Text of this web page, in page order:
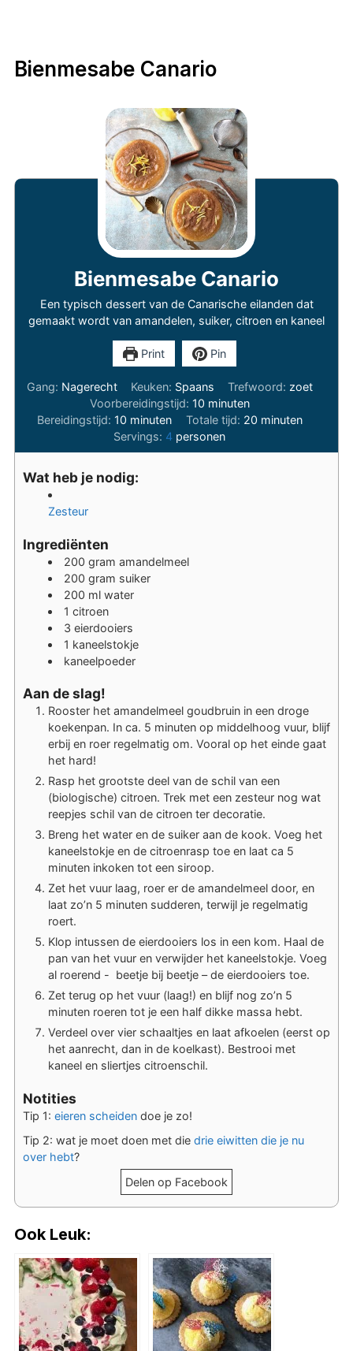
Bienmesabe Canario
Bienmesabe Canario
Een typisch dessert van de Canarische eilanden dat
gemaakt wordt van amandelen, suiker, citroen en kaneel
Print Pin
Gang: Nagerecht Keuken: Spaans Trefwoord: zoet
Voorbereidingstijd: 10minuten
minuten
Bereidingstijd: 10 minuten
minuten Totale tijd: 20minuten
minuten
Servings: 4 personen
Wat heb je nodig:
Zesteur
Ingrediënten
200 gram amandelmeel
200 gram suiker
200 ml water
1 citroen
3 eierdooiers
1 kaneelstokje
kaneelpoeder
Aan de slag!
Rooster het amandelmeel goudbruin in een droge
koekenpan. In ca. 5 minuten op middelhoog vuur, blijf
erbij en roer regelmatig om. Vooral op het einde gaat
het hard!
Rasp het grootste deel van de schil van een
(biologische) citroen. Trek met een zesteur nog wat
reepjes schil van de citroen ter decoratie.
Breng het water en de suiker aan de kook. Voeg het
kaneelstokje en de citroenrasp toe en laat ca 5
minuten inkoken tot een siroop.
Zet het vuur laag, roer er de amandelmeel door, en
laat zo’n 5 minuten sudderen, terwijl je regelmatig
roert.
Klop intussen de eierdooiers los in een kom. Haal de
pan van het vuur en verwijder het kaneelstokje. Voeg
al roerend - beetje bij beetje – de eierdooiers toe.
Zet terug op het vuur (laag!) en blijf nog zo’n 5
minuten roeren tot je een half dikke massa hebt.
Verdeel over vier schaaltjes en laat afkoelen (eerst op
het aanrecht, dan in de koelkast). Bestrooi met
kaneel en sliertjes citroenschil.
Notities
Tip 1: eieren scheidendoe je zo!
Tip 2: wat je moet doen met die drie eiwitten die je nu
over hebt?
Delen op Facebook
Ook Leuk: